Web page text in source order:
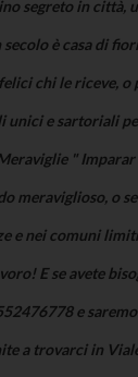
segreto in
è casa di
chi le riceve,
unici e sartoriali
"
meraviglioso, o
e nei comuni
E se avete
e
a trovarci in